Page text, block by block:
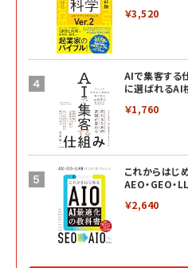
￥3,520
AIで集客する
に選ばれるAI
￥1,760
これからは
AEO・GEO・
￥2,640